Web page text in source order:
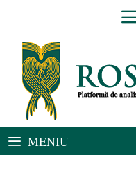
conținut
MENIU